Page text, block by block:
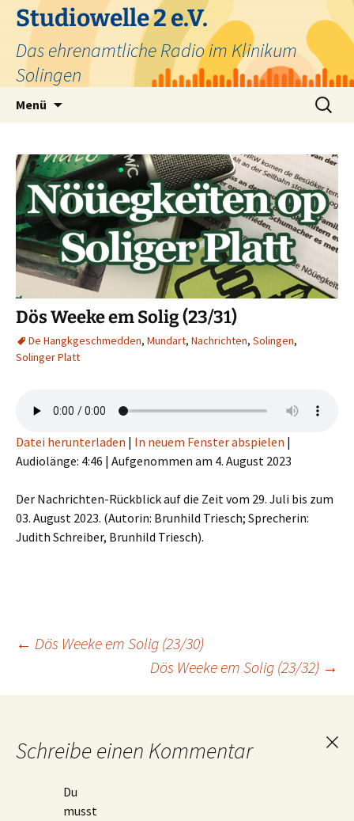
Zum
Inhalt
springen
Studiowelle 2 e.V.
Das ehrenamtliche Radio im Klinikum
Solingen
Menü
Suchen
nach:
Dös Weeke em Solig (23/31)
De Hangkgeschmedden, Mundart, Nachrichten, Solingen,
Solinger Platt
Datei herunterladen | In neuem Fenster abspielen |
Audiolänge: 4:46 | Aufgenommen am 4. August 2023
Der Nachrichten-Rückblick auf die Zeit vom 29. Juli bis zum
03. August 2023. (Autorin: Brunhild Triesch; Sprecherin:
Judith Schreiber, Brunhild Triesch).
Beitragsnavigation
← Dös Weeke em Solig (23/30)
Dös Weeke em Solig (23/32) →
Schreibe einen Kommentar
Du
musst